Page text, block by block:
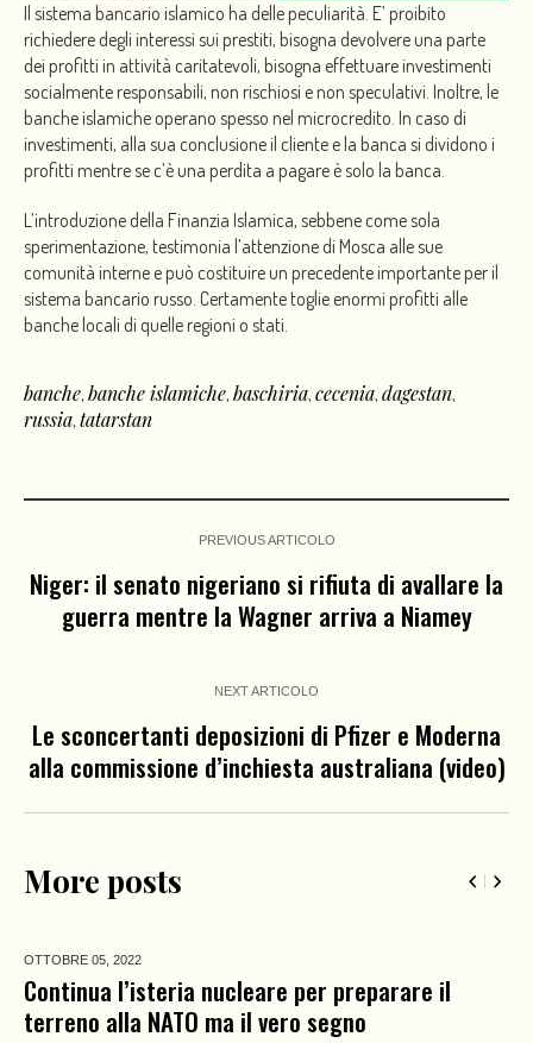
Il sistema bancario islamico ha delle peculiarità. E’ proibito
richiedere degli interessi sui prestiti, bisogna devolvere una parte
dei profitti in attività caritatevoli, bisogna effettuare investimenti
socialmente responsabili, non rischiosi e non speculativi. Inoltre, le
banche islamiche operano spesso nel microcredito. In caso di
investimenti, alla sua conclusione il cliente e la banca si dividono i
profitti mentre se c’è una perdita a pagare è solo la banca.
L’introduzione della Finanzia Islamica, sebbene come sola
sperimentazione, testimonia l’attenzione di Mosca alle sue
comunità interne e può costituire un precedente importante per il
sistema bancario russo. Certamente toglie enormi profitti alle
banche locali di quelle regioni o stati.
banche, banche islamiche, baschiria, cecenia, dagestan,
russia, tatarstan
PREVIOUS ARTICOLO
Niger: il senato nigeriano si rifiuta di avallare la
guerra mentre la Wagner arriva a Niamey
NEXT ARTICOLO
Le sconcertanti deposizioni di Pfizer e Moderna
alla commissione d’inchiesta australiana (video)
More posts
OTTOBRE 05, 2022
Continua l’isteria nucleare per preparare il
terreno alla NATO ma il vero segno